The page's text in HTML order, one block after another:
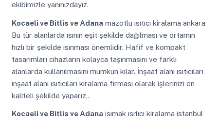
ekibimizle yanınızdayız.
Kocaeli ve Bitlis ve Adanamazotlu ısıtıcı kiralama ankara
Bu tür alanlarda ısının eşit şekilde dağılması ve ortamın
hızlı bir şekilde ısınması önemlidir. Hafif ve kompakt
tasarımları cihazların kolayca taşınmasını ve farklı
alanlarda kullanılmasını mümkün kılar. İnşaat alanı ısıtıcıları
inşaat alanı ısıtıcıları kiralama firması olarak işlerinizi en
kaliteli şekilde yaparız..
Kocaeli ve Bitlis ve Adanaisımak ısıtıcı kiralama istanbul